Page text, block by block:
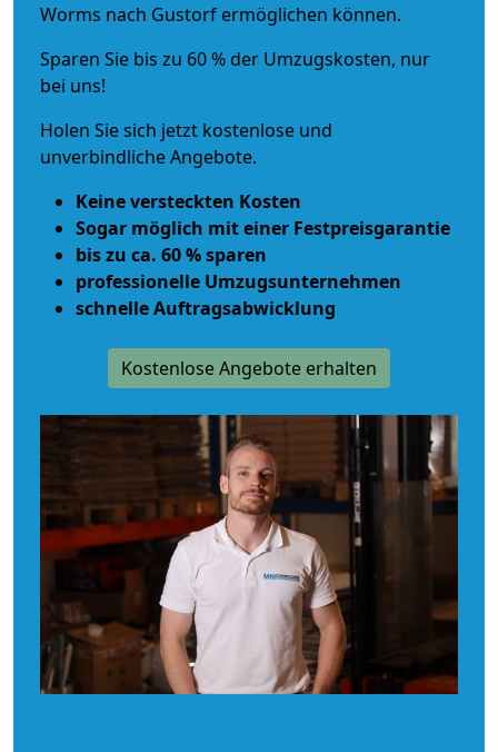
Worms nach Gustorf ermöglichen können.
Sparen Sie bis zu 60 % der Umzugskosten, nur
bei uns!
Holen Sie sich jetzt kostenlose und
unverbindliche Angebote.
Keine versteckten Kosten
Sogar möglich mit einer Festpreisgarantie
bis zu ca. 60 % sparen
professionelle Umzugsunternehmen
schnelle Auftragsabwicklung
Kostenlose Angebote erhalten